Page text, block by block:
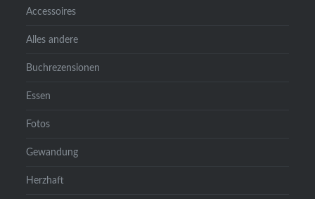
Accessoires
Alles andere
Buchrezensionen
Essen
Fotos
Gewandung
Herzhaft